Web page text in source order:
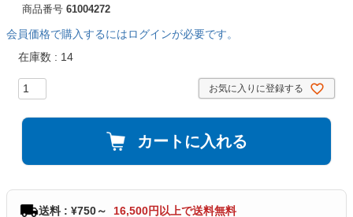
商品番号 61004272
会員価格で購入するにはログインが必要です。
在庫数
14
お気に入りに登録する
カートに入れる
送料 : ¥750～ 16,500円以上で送料無料